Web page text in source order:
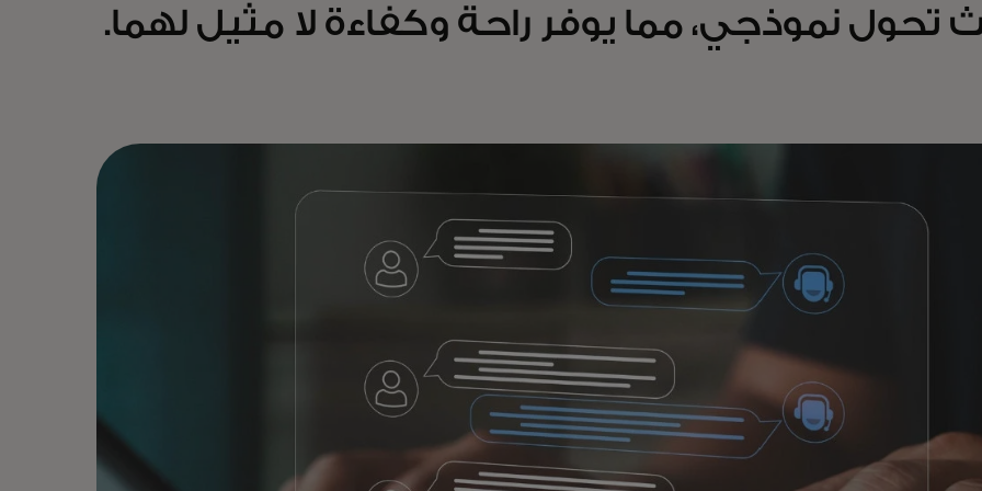
تحول نموذجي، مما يوفر راحة وكفاءة لا مثيل لهما.